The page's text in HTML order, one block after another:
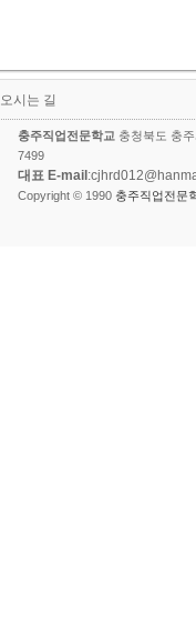
오시는 길
충주직업전문학교 충청북도 충
7499
대표 E-mail
Copyright © 1990 충주직업전문